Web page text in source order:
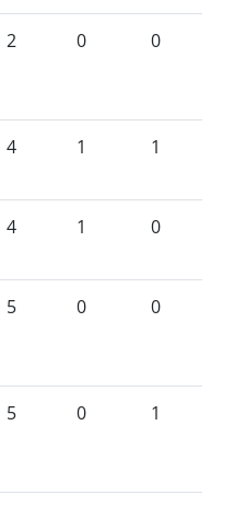
2 0 0
4 1 1
4 1 0
5 0 0
5 0 1